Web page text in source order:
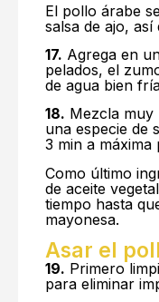
El pollo árabe
salsa de ajo,
17. Agrega en
pelados, el
de agua bien
18. Mezcla muy
una especie de
3 min a máxima
Como último
de aceite
tiempo hasta
mayonesa.
Asar el
19. Primero
para eliminar